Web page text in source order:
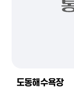
도동해수욕장